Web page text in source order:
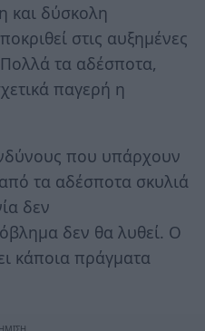
και δύσκολη
στις αυξημένες
τα αδέσποτα,
παγερή η
που υπάρχουν
τα αδέσποτα σκυλιά
δεν
δεν θα λυθεί. Ο
κάποια πράγματα